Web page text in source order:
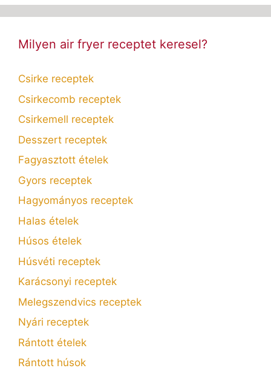
Milyen air fryer receptet keresel?
Csirke receptek
Csirkecomb receptek
Csirkemell receptek
Desszert receptek
Fagyasztott ételek
Gyors receptek
Hagyományos receptek
Halas ételek
Húsos ételek
Húsvéti receptek
Karácsonyi receptek
Melegszendvics receptek
Nyári receptek
Rántott ételek
Rántott húsok